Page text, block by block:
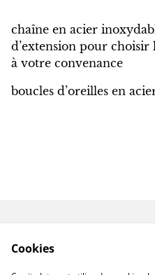
chaîne en acier
d’extension pour
à votre convenance
boucles d’oreilles en
Cookies